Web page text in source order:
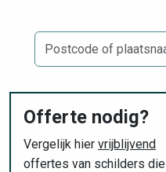
Offerte nodig?
Vergelijk hier vrijblijvend
offertes van schilders die